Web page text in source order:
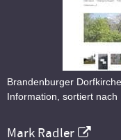
Brandenburger
Information, sortiert
Mark Radler